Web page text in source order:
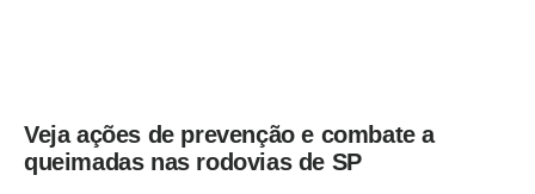
Veja ações de prevenção e combate a
queimadas nas rodovias de SP